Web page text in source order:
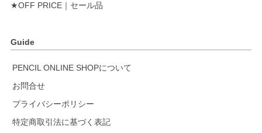
★OFF PRICE｜セール品
Guide
PENCIL ONLINE SHOPについて
お問合せ
プライバシーポリシー
特定商取引法に基づく表記